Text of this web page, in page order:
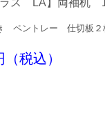
ラス LA】両袖机
ペントレー 仕切板
税込）